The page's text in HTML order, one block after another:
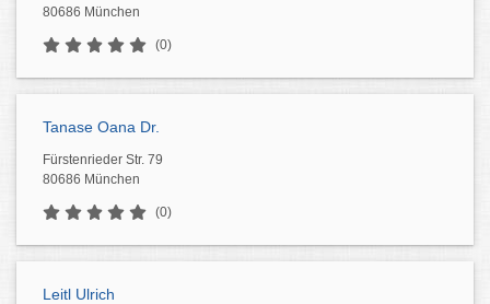
80686 München
(0)
Tanase Oana Dr.
Fürstenrieder Str. 79
80686 München
(0)
Leitl Ulrich